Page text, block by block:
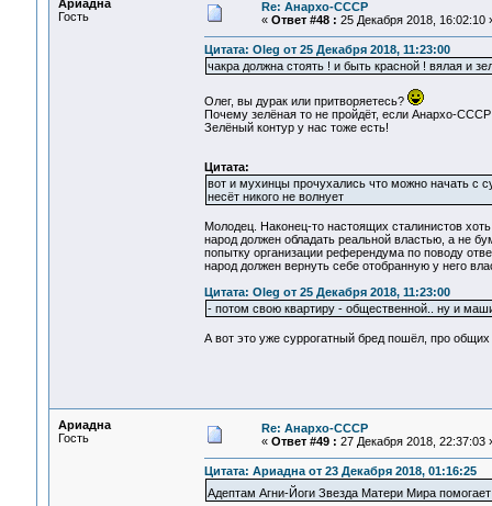
Ариадна
Гость
Re: Анархо-СССР
« Ответ #48 : 25 Декабря 2018, 16:02:10
Цитата: Oleg от 25 Декабря 2018, 11:23:00
чакра должна стоять ! и быть красной ! вялая и
Олег, вы дурак или притворяетесь?
Почему зелёная то не пройдёт, если Анархо-СССР
Зелёный контур у нас тоже есть!
Цитата:
вот и мухинцы прочухались что можно начать с
несёт никого не волнует
Молодец. Наконец-то настоящих сталинистов
народ должен обладать реальной властью, а не
попытку организации референдума по поводу
народ должен вернуть себе отобранную у него
Цитата: Oleg от 25 Декабря 2018, 11:23:00
- потом свою квартиру - общественной.. ну и
А вот это уже суррогатный бред пошёл, про
Ариадна
Гость
Re: Анархо-СССР
« Ответ #49 : 27 Декабря 2018, 22:37:03
Цитата: Ариадна от 23 Декабря 2018, 01:16:25
Адептам Агни-Йоги Звезда Матери Мира